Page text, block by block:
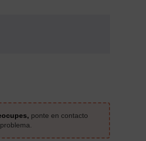
ponte en contacto